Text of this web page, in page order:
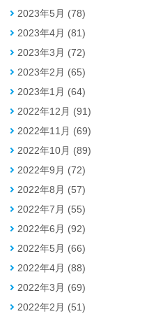
2023年5月 (78)
2023年4月 (81)
2023年3月 (72)
2023年2月 (65)
2023年1月 (64)
2022年12月 (91)
2022年11月 (69)
2022年10月 (89)
2022年9月 (72)
2022年8月 (57)
2022年7月 (55)
2022年6月 (92)
2022年5月 (66)
2022年4月 (88)
2022年3月 (69)
2022年2月 (51)